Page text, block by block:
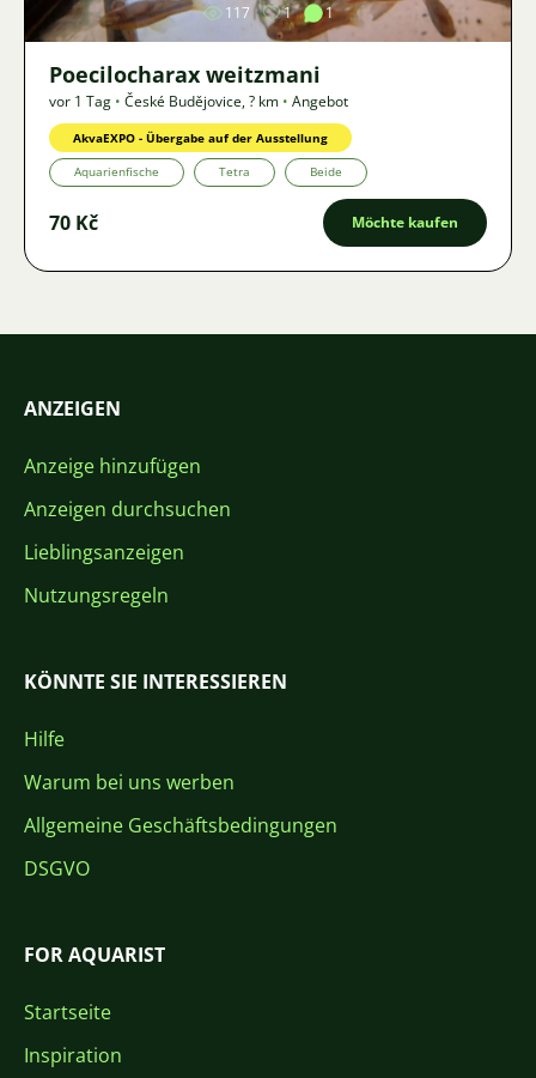
117 1 1
Poecilocharax weitzmani
vor 1 Tag • České Budějovice,? km • Angebot
AkvaEXPO - Übergabe auf der Ausstellung
Aquarienfische Tetra Beide
70 Kč Möchte kaufen
ANZEIGEN
Anzeige hinzufügen
Anzeigen durchsuchen
Lieblingsanzeigen
Nutzungsregeln
KÖNNTE SIE INTERESSIEREN
Hilfe
Warum bei uns werben
Allgemeine Geschäftsbedingungen
DSGVO
FOR AQUARIST
Startseite
Inspiration